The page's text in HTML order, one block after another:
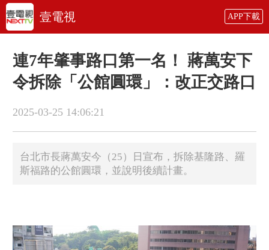
壹電視 APP下載
連7年肇事路口第一名！ 蔣萬安下
令拆除「公館圓環」：改正交路口
2025-03-25 14:06:21
台北市長蔣萬安今（25）日宣布，拆除基隆路、羅
斯福路的公館圓環，並說明後續計畫。